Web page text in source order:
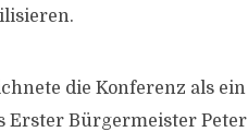
die Konferenz als ein
Erster Bürgermeister Peter